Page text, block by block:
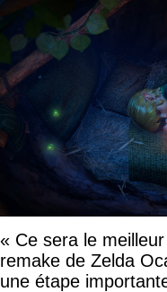
« Ce sera le
remake de Zelda
une étape